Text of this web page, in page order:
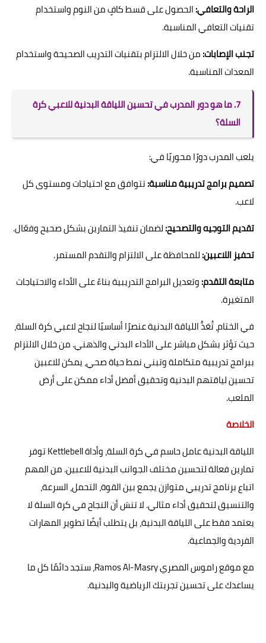
الراحة والتعافي:الحصول على قسط كافٍ من النوم واستخدام
تقنيات التعافي المناسبة.
تجنب الإصابات:من خلال الالتزام بتقنيات التدريب الصحيحة واستخدام
المعدات المناسبة.
7. ما هو دور المدرب في تحسين اللياقة البدنية للاعبي كرة
السلة؟
يلعب المدرب دورًا محوريًا في:
تصميم برامج تدريبية مناسبة:تتوافق مع احتياجات ومستوى كل
لاعب.
تقديم التوجيه والتصحيح:لضمان تنفيذ التمارين بشكل صحيح وفعّال.
تحفيز اللاعبين:للمحافظة على الالتزام والتقدم المستمر.
متابعة التقدم:وتعديل البرامج التدريبية بناءً على الأداء والاحتياجات
المتغيرة.
في الختام، تُعَدُّ اللياقة البدنية عنصرًا أساسيًا لنجاح لاعبي كرة السلة،
حيث تؤثر بشكل مباشر على الأداء البدني والذهني. من خلال الالتزام
ببرامج تدريبية متكاملة وتبني نمط حياة صحي، يمكن للاعبين
تحسين لياقتهم البدنية وتحقيق أفضل أداء ممكن على أرض
الملعب.
الخلاصة
اللياقة البدنية عامل حاسم في كرة السلة، وأداة Kettlebell توفر
تمارين فعالة لتحسين مختلف الجوانب البدنية للاعبين. من المهم
اتباع برنامج تدريبي متوازن يجمع بين القوة، التحمل، السرعة،
والتنسيق لتحقيق أداء مثالي. لا تنسَ أن النجاح في كرة السلة لا
يعتمد فقط على اللياقة البدنية، بل يتطلب أيضًا تطوير المهارات
الفردية والجماعية.
مع موقع راموس المصري Ramos Al-Masry، ستجد دائمًا كل ما
يساعدك على تحسين تجربتك الرياضية والبدنية.